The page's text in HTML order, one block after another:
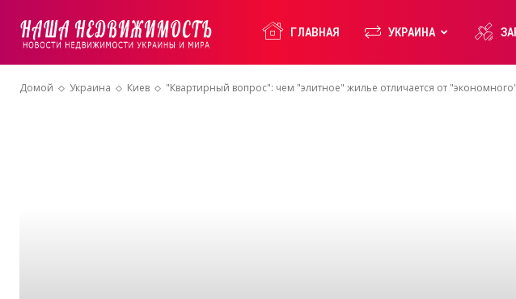
Недвижимость
ГЛАВНАЯ УКРАИНА
Домой Украина Киев "Квартирный вопрос": чем "элитное" жилье отличается от "экономного"